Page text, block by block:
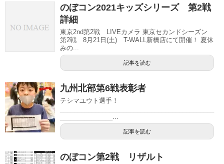
のぼコン2021キッズシリーズ 第2戦
詳細
東京2nd第2戦 LIVEカメラ 東京セカンドシーズン
第2戦 8月21日(土) T-WALL新橋店にて開催！ 夏休
みの...
記事を読む
九州北部第6戦表彰者
テシマユウト選手！
_______________...
記事を読む
のぼコン第2戦 リザルト